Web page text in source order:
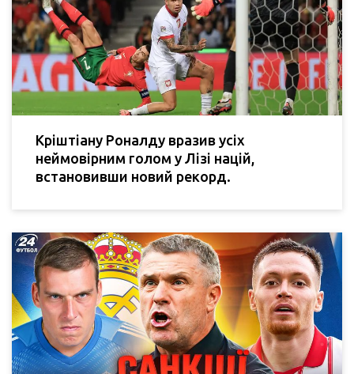
Кріштіану Роналду вразив усіх
неймовірним голом у Лізі націй,
встановивши новий рекорд.